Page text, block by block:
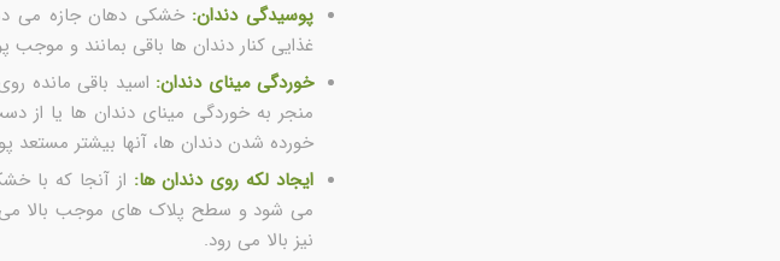
پوسیدگی دندان: خشکی دهان جازه می
غذایی کنار دندان ها باقی بمانند و
خوردگی مینای دندان: اسید باقی مانده
منجر به خوردگی مینای دندان ها یا از
خورده شدن دندان ها، آنها بیشتر
ایجاد لکه روی دندان ها: از آنجا که با
می شود و سطح پلاک های موجب بالا می
نیز بالا می رود.